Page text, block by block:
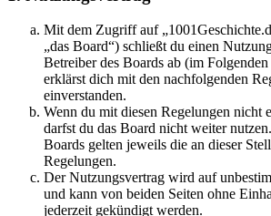
Mit dem Zugriff auf
„das Board“) schließt du einen
Betreiber des Boards ab (im
erklärst dich mit den nachfolgenden
einverstanden.
Wenn du mit diesen Regelungen nicht
darfst du das Board nicht weiter
Boards gelten jeweils die an dieser
Regelungen.
Der Nutzungsvertrag wird auf
und kann von beiden Seiten ohne
jederzeit gekündigt werden.